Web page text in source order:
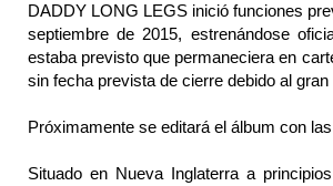
DADDY LONG LEGS inició funciones
septiembre de 2015, estrenándose
estaba previsto que permaneciera en
sin fecha prevista de cierre debido al
Próximamente se editará el álbum con
Situado en Nueva Inglaterra a